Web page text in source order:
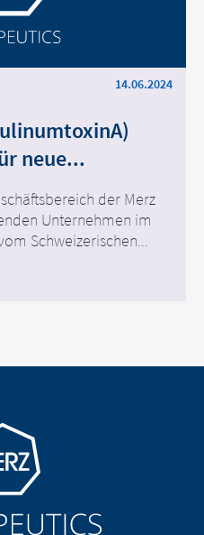
14.06.2024
neue...
der Merz
Unternehmen im
Schweizerischen...